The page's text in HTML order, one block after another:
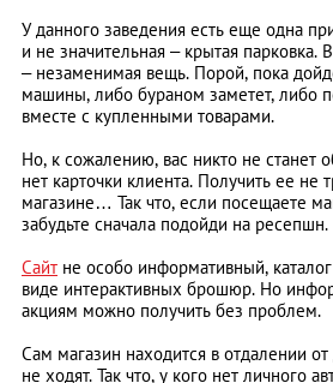
У данного заведения есть еще одна
и не значительная – крытая парковка.
– незаменимая вещь. Порой, пока
машины, либо бураном заметет, либо
вместе с купленными товарами.
Но, к сожалению, вас никто не станет
нет карточки клиента. Получить ее не
магазине… Так что, если посещаете
забудьте сначала подойди на ресепшн.
Сайт не особо информативный,
виде интерактивных брошюр. Но
акциям можно получить без проблем.
Сам магазин находится в отдалении
не ходят. Так что, у кого нет личного